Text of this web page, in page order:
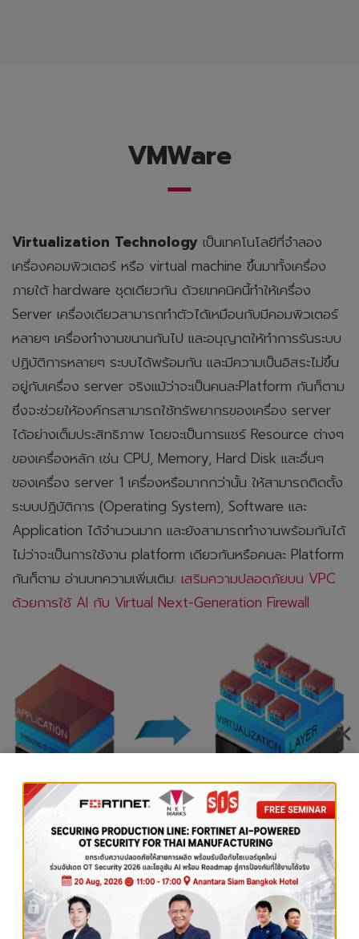
VMWare
Virtualization Technology เป็นเทคโนโลยีที่จำลอง
เครื่องคอมพิวเตอร์ หรือ virtual machine ขึ้นมาทั้งเครื่อง
ภายใต้ hardware ชุดเดียวกัน ด้วยเทคนิคนี้ทำให้เครื่อง
Server เครื่องเดียวสามารถทำตัวได้เหมือนกับมีคอมพิวเตอร์
หลายๆ เครื่องทำงานขนานกันไป และอนุญาตให้ทำการรันระบบ
ปฏิบัติการหลายๆ ระบบได้พร้อมกัน และมีความเป็นอิสระไม่ขึ้น
อยู่กับเครื่อง server จริงแม้ว่าจะเป็นคนละPlatform กันก็ตาม
ซึ่งจะช่วยให้องค์กรสามารถใช้ทรัพยากรของเครื่อง server
ได้อย่างเต็มประสิทธิภาพ โดยจะเป็นการแชร์ Resource ต่างๆ
ของเครื่องหลัก เช่น CPU, Memory, Hard Disk และอื่นๆ
ของเครื่อง server 1 เครื่องหรือมากกว่านั้น ให้สามารถติดตั้ง
ระบบปฏิบัติการ (Operating System), Software และ
Application ได้จำนวนมาก และยังสามารถทำงานพร้อมกันได้
ไม่ว่าจะเป็นการใช้งาน platform เดียวกันหรือคนละ Platform
กันก็ตาม อ่านบทความเพิ่มเติม: เสริมความปลอดภัยบน VPC
ด้วยการใช้ AI กับ Virtual Next-Generation Firewall
Traditional Server Architecture VS. Virtualized Server
Architecture
ประโยชน์ของ Virtualization
ลดต้นทุนในการซื้อ Server เพราะซื้อ Server ตัวเดียวแต่
สามารถลงได้หลายระบบปฏิบัติการ (OS) และยังสามารถ